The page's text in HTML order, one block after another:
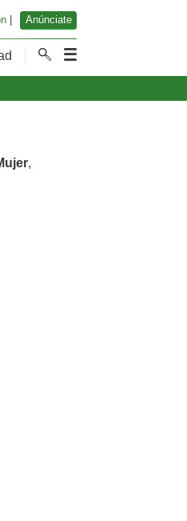
| Anúnciate
,